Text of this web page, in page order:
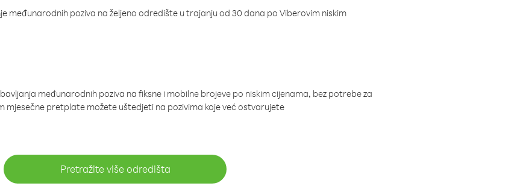
međunarodnih poziva na željeno odredište u trajanju od 30 dana po Viberovim niskim
međunarodnih poziva na fiksne i mobilne brojeve po niskim cijenama, bez potrebe za
mjesečne pretplate možete uštedjeti na pozivima koje već ostvarujete
Pretražite više odredišta